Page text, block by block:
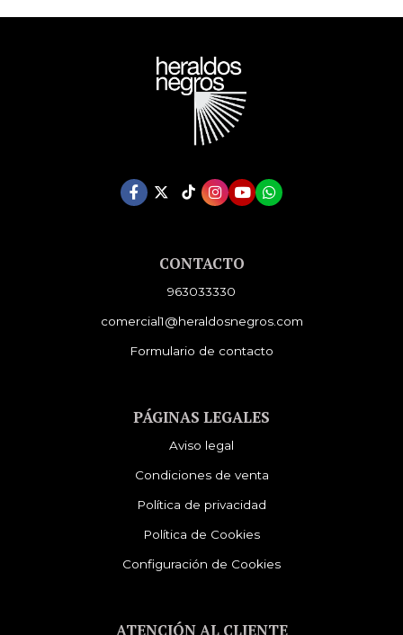
CONTACTO
963033330
comercial1@heraldosnegros.com
Formulario de contacto
PÁGINAS LEGALES
Aviso legal
Condiciones de venta
Política de privacidad
Política de Cookies
Configuración de Cookies
ATENCIÓN AL CLIENTE